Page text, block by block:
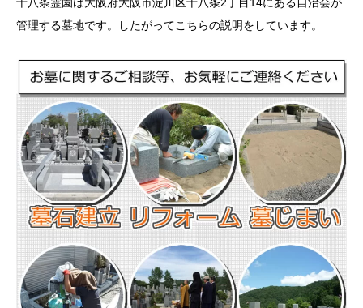
管理する墓地です。したがってこちらの説明をしています。